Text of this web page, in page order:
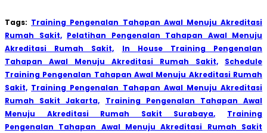
Tags: Training Pengenalan Tahapan Awal Menuju Akreditasi
Rumah Sakit, Pelatihan Pengenalan Tahapan Awal Menuju
Akreditasi Rumah Sakit,
In House Training Pengenalan
Tahapan Awal Menuju Akreditasi Rumah Sakit,
Schedule
Training Pengenalan Tahapan Awal Menuju Akreditasi Rumah
Sakit, Training Pengenalan Tahapan Awal Menuju Akreditasi
Rumah Sakit Jakarta,
Training Pengenalan Tahapan Awal
Menuju Akreditasi Rumah Sakit Surabaya,
Training
Pengenalan Tahapan Awal Menuju Akreditasi Rumah Sakit